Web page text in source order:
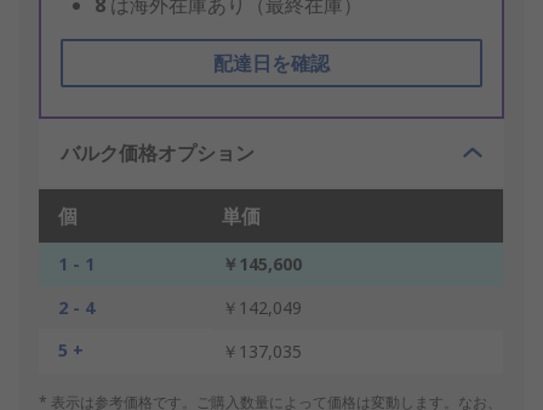
8 は海外在庫あり（最終在庫）
配達日を確認
バルク価格オプション
個 単価
1 - 1
￥145,600
2 - 4
￥142,049
5 +
￥137,035
* 表示は参考価格です。ご購入数量によって価格は変動します。なお、